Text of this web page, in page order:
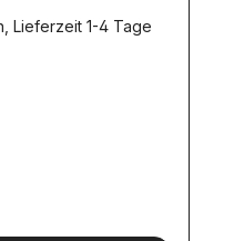
Lieferzeit 1-4 Tage